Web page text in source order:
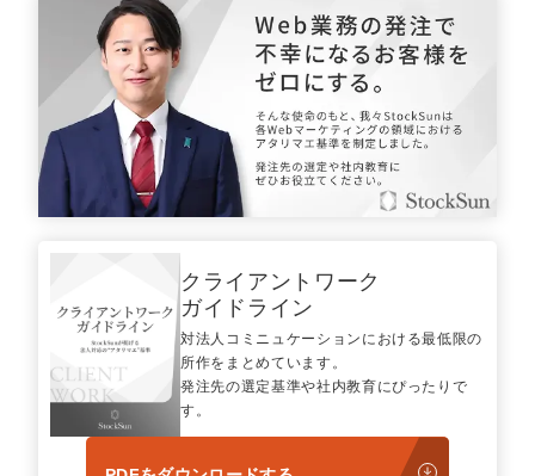
認定パートナー
動画ディレクター
営業
マーケマネージャー
カスタマーサクセスマネージャー
常勤監査役
クライアントワーク
ガイドライン
対法人コミニュケーションにおける最低限の
所作をまとめています。
発注先の選定基準や社内教育にぴったりで
す。